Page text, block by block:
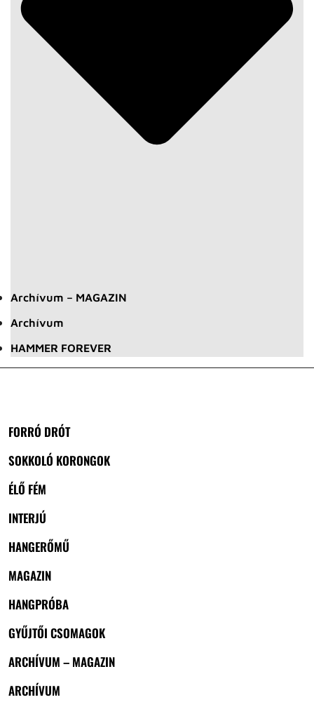
Archívum – MAGAZIN
Archívum
HAMMER FOREVER
FORRÓ DRÓT
SOKKOLÓ KORONGOK
ÉLŐ FÉM
INTERJÚ
HANGERŐMŰ
MAGAZIN
HANGPRÓBA
GYŰJTŐI CSOMAGOK
ARCHÍVUM – MAGAZIN
ARCHÍVUM